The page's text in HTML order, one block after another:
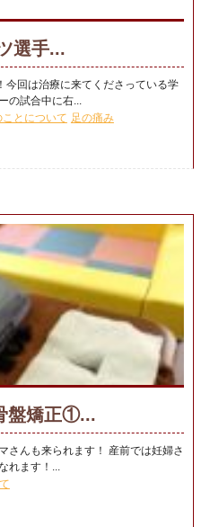
選手...
今回は治療に来てくださっている学
の試合中に右...
ことについて 足の痛み
盤矯正①...
さんも来られます！ 産前では妊婦さ
れます！...